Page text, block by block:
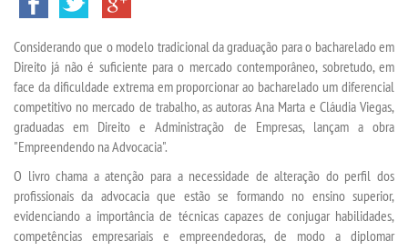
MENSALIDADES
VESTIBULAR
INSCREVA-SE
TRANSFERÊNCIA
SEGUNDA GRADUAÇÃO
Considerando que o modelo tradicional da graduação para o bacharelado em
Direito já não é suficiente para o mercado contemporâneo, sobretudo, em
face da dificuldade extrema em proporcionar ao bacharelado um diferencial
competitivo no mercado de trabalho, as autoras Ana Marta e Cláudia Viegas,
graduadas em Direito e Administração de Empresas, lançam a obra
"Empreendendo na Advocacia".
O livro chama a atenção para a necessidade de alteração do perfil dos
profissionais da advocacia que estão se formando no ensino superior,
evidenciando a importância de técnicas capazes de conjugar habilidades,
competências empresariais e empreendedoras, de modo a diplomar